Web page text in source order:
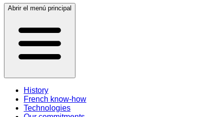
Abrir el menú principal
History
French know-how
Technologies